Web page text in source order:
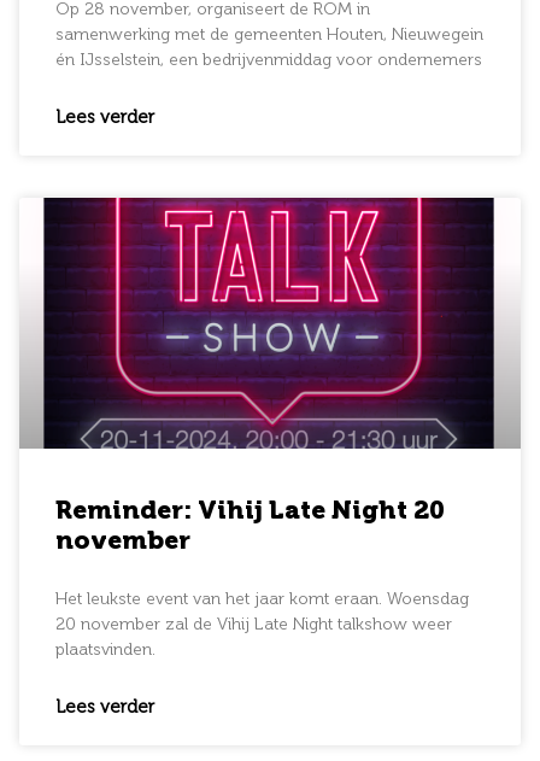
Op 28 november, organiseert de ROM in
samenwerking met de gemeenten Houten, Nieuwegein
én IJsselstein, een bedrijvenmiddag voor ondernemers
Lees verder
Reminder: Vihij Late Night 20
november
Het leukste event van het jaar komt eraan. Woensdag
20 november zal de Vihij Late Night talkshow weer
plaatsvinden.
Lees verder